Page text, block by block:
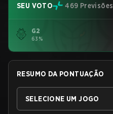
SEU VOTO 469 Previsões
G2
63%
RESUMO DA PONTUAÇÃO
SELECIONE UM JOGO